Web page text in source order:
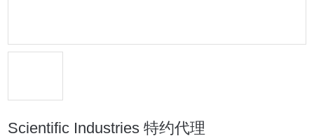
Scientific Industries 特约代理